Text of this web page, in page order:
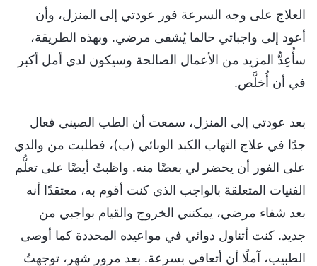
العلاج على وجه السرعة فور عودتي إلى المنزل، وأن
أعود إلى واجباتي حالما يُشفى مرضي. وبهذه الطريقة،
سأُعِدُّ المزيد من الأعمال الصالحة وسيكون لدي أمل أكبر
في أن أُخلَّص.
بعد عودتي إلى المنزل، سمعت أن الطب الصيني فعال
جدًا في علاج التهاب الكبد الوبائي (ب)، فطلبت من والدي
على الفور أن يحضر لي بعضًا منه. واظبتُ أيضًا على تعلُّم
الفنيات المتعلقة بالواجب الذي كنت أقوم به، معتقدًا أنه
بعد شفاء مرضي، يمكنني الخروج والقيام بواجبي من
جديد. كنت أتناول دوائي في مواعيده المحددة كما أوصى
الطبيب، آملًا أن أتعافى بسرعة. بعد مرور شهر، توجهتُ